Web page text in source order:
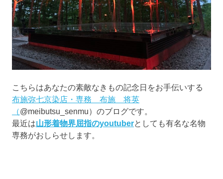
こちらはあなたの素敵なきもの記念日をお手伝いする
布施弥七京染店・専務 布施 将英
（@meibutsu_senmu）のブログです。
最近は山形着物界屈指のyoutuberとしても有名な名物
専務がおしらせします。